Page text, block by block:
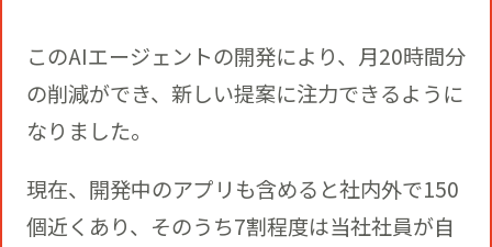
このAIエージェントの開発により、月20時間分
の削減ができ、新しい提案に注力できるように
なりました。
現在、開発中のアプリも含めると社内外で150
個近くあり、そのうち7割程度は当社社員が自